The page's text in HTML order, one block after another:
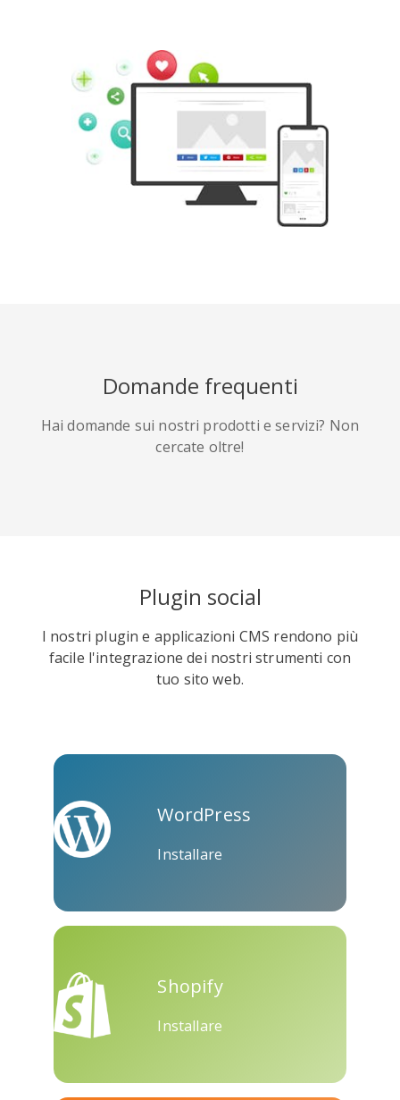
Evernote
Google
Bookmarks
Gmail
Pocket
Kakao
Kooapp
Microsoft
Naver
Nextdoor Prospettiva Plurk
Domande frequenti
Hai domande sui nostri prodotti e servizi? Non
cercate oltre!
Plugin social
I nostri plugin e applicazioni CMS rendono più
facile l'integrazione dei nostri strumenti con
tuo sito web.
WordPress
Installare
Shopify
Installare